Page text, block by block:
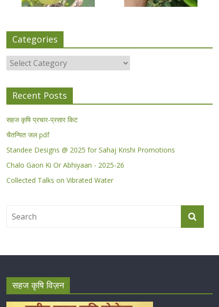
Categories
Categories
Recent Posts
सहज कृषि प्रचार-प्रसार किट
चैतन्यित जल pdf
Standee Designs @ 2025 for Sahaj Krishi Promotions
Chalo Gaon Ki Or Abhiyaan - 2025-26
Collected Talks on Vibrated Water
सहज कृषि विज़न